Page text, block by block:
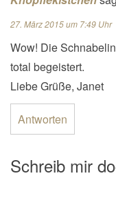
27. März 2015 um 7:49 Uhr
Wow! Die
total begeistert.
Liebe Grüße, Janet
Antworten
Schreib mir